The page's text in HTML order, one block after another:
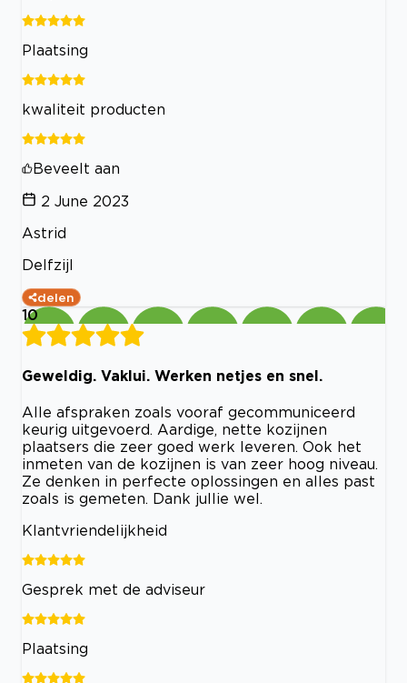
Plaatsing
kwaliteit producten
Beveelt aan
2 June 2023
Astrid
Delfzijl
delen
10
Geweldig. Vaklui. Werken netjes en snel.
Alle afspraken zoals vooraf gecommuniceerd
keurig uitgevoerd. Aardige, nette kozijnen
plaatsers die zeer goed werk leveren. Ook het
inmeten van de kozijnen is van zeer hoog niveau.
Ze denken in perfecte oplossingen en alles past
zoals is gemeten. Dank jullie wel.
Klantvriendelijkheid
Gesprek met de adviseur
Plaatsing